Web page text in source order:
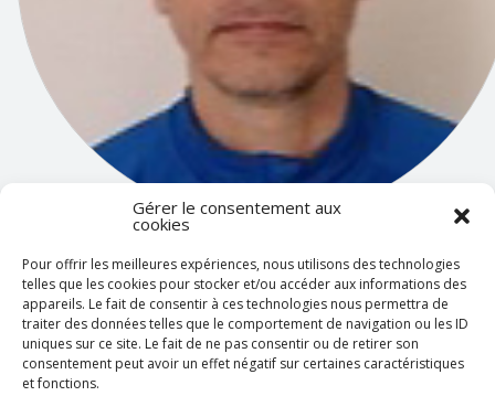
Gérer le consentement aux
cookies
Pour offrir les meilleures expériences, nous utilisons des technologies
telles que les cookies pour stocker et/ou accéder aux informations des
appareils. Le fait de consentir à ces technologies nous permettra de
traiter des données telles que le comportement de navigation ou les ID
uniques sur ce site. Le fait de ne pas consentir ou de retirer son
consentement peut avoir un effet négatif sur certaines caractéristiques
et fonctions.
Stéphane AYOUNI
Cadre de santé, Stéphane Ayouni est responsable du CESU 74, du
SMUR Annecy et des sujets concernant les SSE au centre
Annecy-Genevois. Après un parcours professionnel d’infirmier au
SAU, SMUR et réanimation, il s’est orienté vers l’encadrement. À